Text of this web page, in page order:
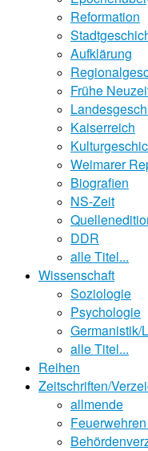
Reformation
Aufklärung
Frühe
Kaiserreich
Weimarer
Biografien
NS-Zeit
DDR
alle Titel...
Wissenschaft
Soziologie
Psychologie
Germanistik/
alle Titel...
Reihen
Zeitschriften/
allmende